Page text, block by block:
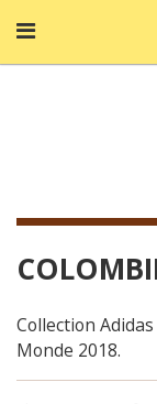
Collection
Monde 2018.